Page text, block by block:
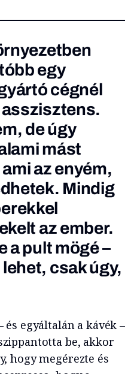
egy
cégnél
de úgy
mást
az enyém,
Mindig
az ember.
a pult mögé –
csak úgy,
és egyáltalán a kávék –
be, akkor
hogy megérezte és